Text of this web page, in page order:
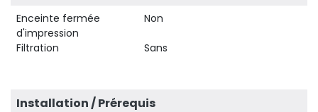
Enceinte fermée
d'impression
Non
Filtration Sans
Installation / Prérequis